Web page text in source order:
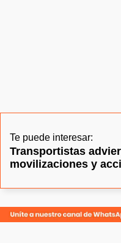
Te puede interesar:
Transportistas
movilizaciones y